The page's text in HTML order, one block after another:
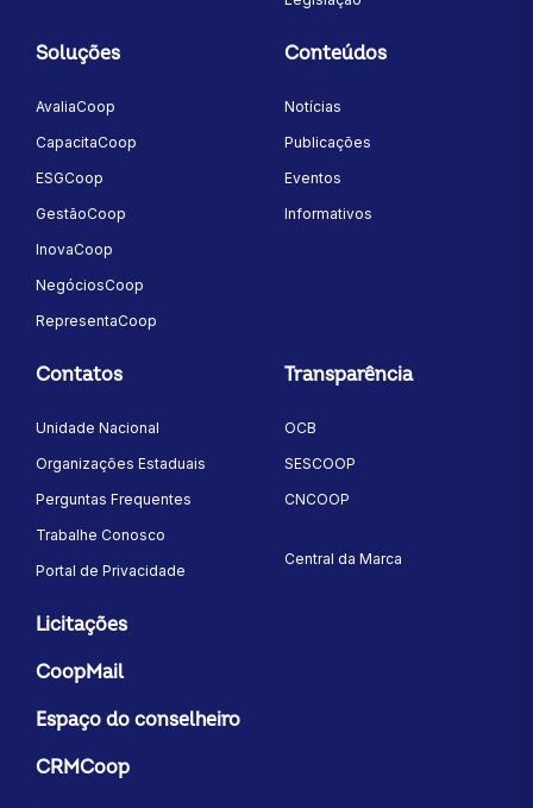
Soluções
AvaliaCoop
CapacitaCoop
ESGCoop
GestãoCoop
InovaCoop
NegóciosCoop
RepresentaCoop
Conteúdos
Notícias
Publicações
Eventos
Informativos
Contatos
Unidade Nacional
Organizações Estaduais
Perguntas Frequentes
Trabalhe Conosco
Portal de Privacidade
Transparência
OCB
SESCOOP
CNCOOP
Central da Marca
Licitações
CoopMail
Espaço do conselheiro
CRMCoop